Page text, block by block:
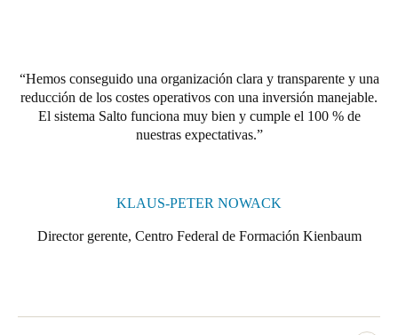
Hemos conseguido una organización clara y transparente y una
reducción de los costes operativos con una inversión manejable.
El sistema Salto funciona muy bien y cumple el 100 % de
nuestras expectativas.
KLAUS-PETER NOWACK
Director gerente, Centro Federal de Formación Kienbaum